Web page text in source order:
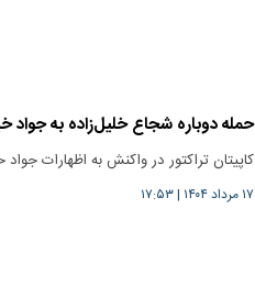
حمله دوباره شجاع خلیل‌زاده به جواد
کاپیتان تراکتور در واکنش به اظهارات
۱۷ مرداد ۱۴۰۴ |۱۷:۵۳